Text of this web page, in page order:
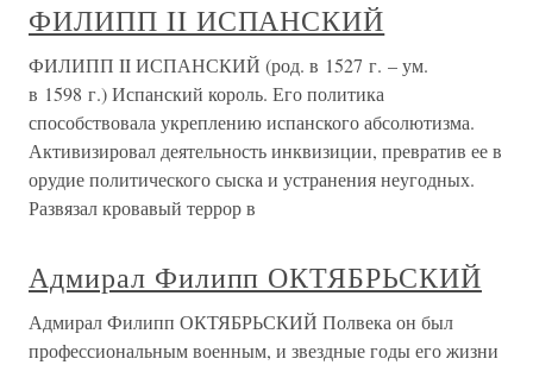
ФИЛИПП II ИСПАНСКИЙ
ФИЛИПП II ИСПАНСКИЙ (род. в 1527 г. – ум.
в 1598 г.) Испанский король. Его политика
способствовала укреплению испанского абсолютизма.
Активизировал деятельность инквизиции, превратив ее в
орудие политического сыска и устранения неугодных.
Развязал кровавый террор в
Адмирал Филипп ОКТЯБРЬСКИЙ
Адмирал Филипп ОКТЯБРЬСКИЙ Полвека он был
профессиональным военным, и звездные годы его жизни